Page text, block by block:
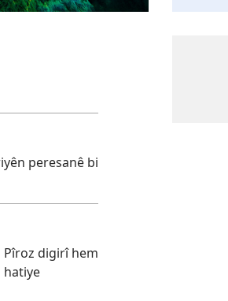
peresanê bi
Pîroz digirî hem
hatiye